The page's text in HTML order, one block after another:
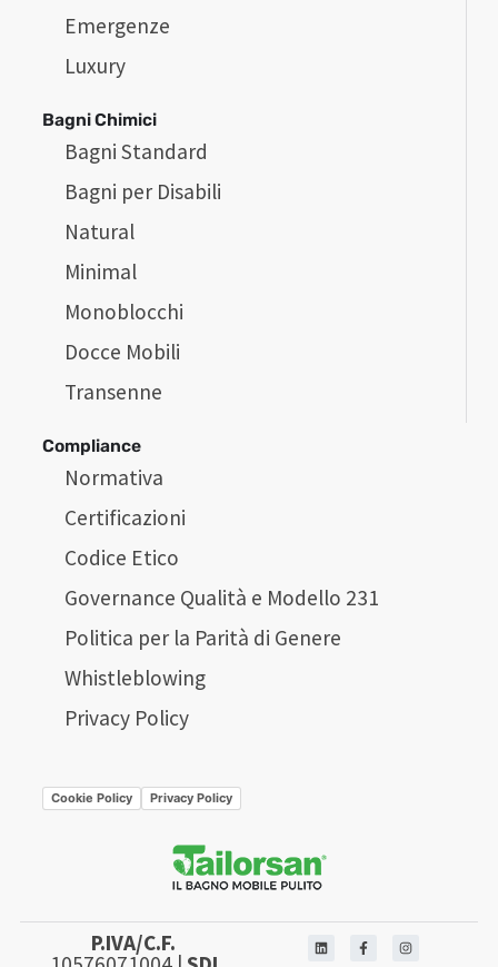
Emergenze
Luxury
Bagni Chimici
Bagni Standard
Bagni per Disabili
Natural
Minimal
Monoblocchi
Docce Mobili
Transenne
Compliance
Normativa
Certificazioni
Codice Etico
Governance Qualità e Modello 231
Politica per la Parità di Genere
Whistleblowing
Privacy Policy
Cookie Policy Privacy Policy
P.IVA/C.F.